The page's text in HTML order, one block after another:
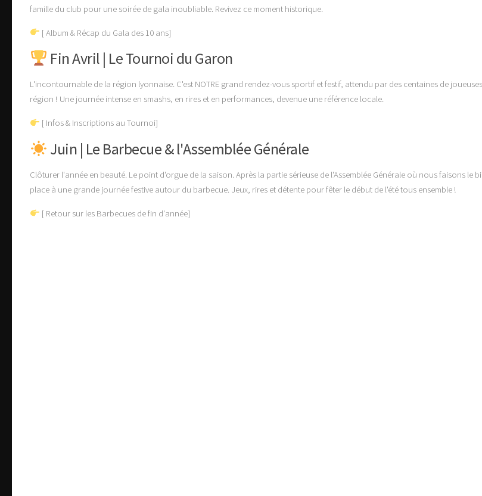
famille du club pour une soirée de gala inoubliable. Revivez ce moment historique.
[ Album & Récap du Gala des 10 ans]
Fin Avril | Le Tournoi du Garon
L'incontournable de la région lyonnaise. C'est NOTRE grand rendez-vous sportif et festif, attendu par des centaines de
région ! Une journée intense en smashs, en rires et en performances, devenue une référence locale.
[ Infos & Inscriptions au Tournoi]
Juin | Le Barbecue & l'Assemblée Générale
Clôturer l'année en beauté. Le point d'orgue de la saison. Après la partie sérieuse de l'Assemblée Générale où nous faisons le
place à une grande journée festive autour du barbecue. Jeux, rires et détente pour fêter le début de l'été tous ensemble !
[ Retour sur les Barbecues de fin d'année]